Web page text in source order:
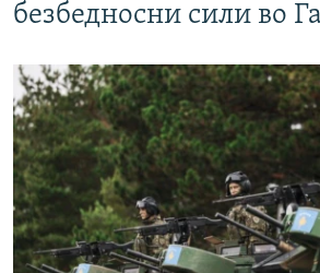
безбедносни сили во